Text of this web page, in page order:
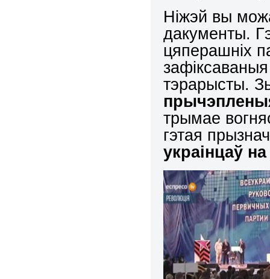
Ніжэй вы
дакументы.
цяперашніх
тэрарысты.
трымае
гэтая
украінцаў